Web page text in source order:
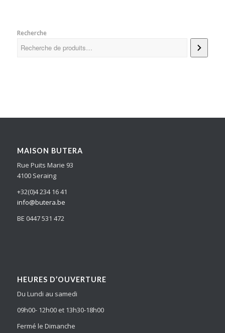
Recherche
MAISON BUTERA
Rue Puits Marie 93
4100 Seraing
+32(0)4 234 16 41
info@butera.be
BE 0447 531 472
HEURES D’OUVERTURE
Du Lundi au samedi
09h00- 12h00 et 13h30-18h00
Fermé le Dimanche